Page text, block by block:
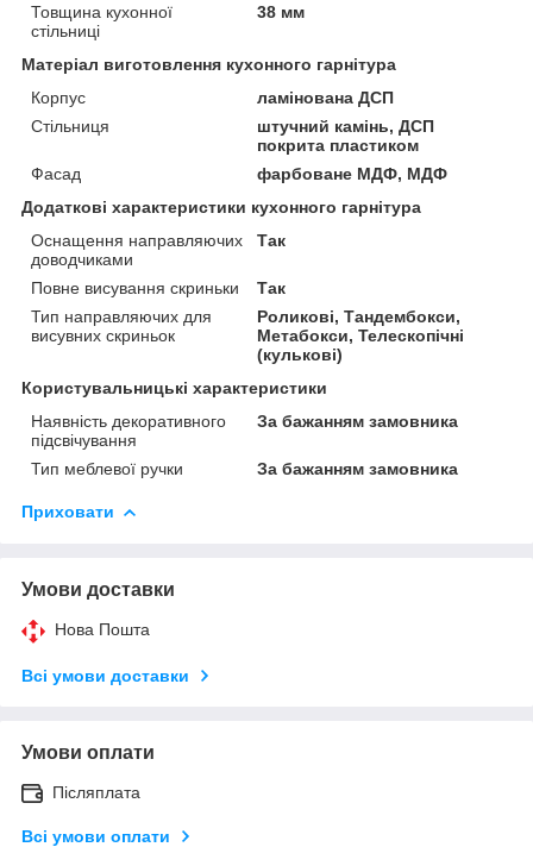
Товщина кухонної
стільниці
38 мм
Матеріал виготовлення кухонного гарнітура
Корпус
ламінована ДСП
Стільниця
штучний камінь, ДСП
покрита пластиком
Фасад
фарбоване МДФ, МДФ
Додаткові характеристики кухонного гарнітура
Оснащення направляючих
доводчиками
Так
Повне висування скриньки
Так
Тип направляючих для
висувних скриньок
Роликові, Тандембокси,
Метабокси, Телескопічні
(кулькові)
Користувальницькі характеристики
Наявність декоративного
підсвічування
За бажанням замовника
Тип меблевої ручки За бажанням замовника
Приховати
Умови доставки
Нова Пошта
Всі умови доставки
Умови оплати
Післяплата
Всі умови оплати